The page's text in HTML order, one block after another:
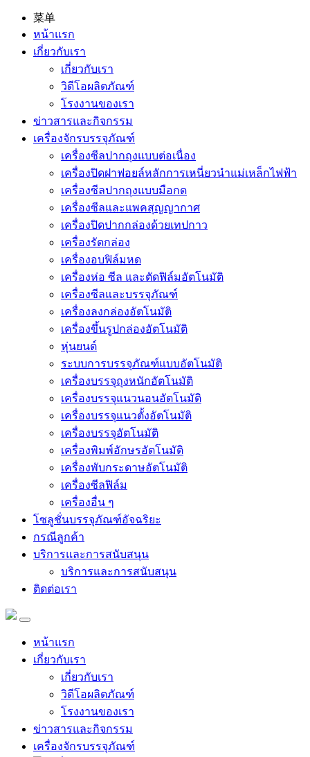
菜单
หน้าแรก
เกี่ยวกับเรา
เกี่ยวกับเรา
วิดีโอผลิตภัณฑ์
โรงงานของเรา
ข่าวสารและกิจกรรม
เครื่องจักรบรรจุภัณฑ์
เครื่องซีลปากถุงแบบต่อเนื่อง
เครื่องปิดฝาฟอยล์หลักการเหนี่ยวนำแม่เหล็กไฟฟ้า
เครื่องซีลปากถุงแบบมือกด
เครื่องซีลและแพคสุญญากาศ
เครื่องปิดปากกล่องด้วยเทปกาว
เครื่องรัดกล่อง
เครื่องอบฟิล์มหด
เครื่องห่อ ซีล และตัดฟิล์มอัตโนมัติ
เครื่องซีลและบรรจุภัณฑ์
เครื่องลงกล่องอัตโนมัติ
เครื่องขึ้นรูปกล่องอัตโนมัติ
หุ่นยนต์
ระบบการบรรจุภัณฑ์แบบอัตโนมัติ
เครื่องบรรจุถุงหนักอัตโนมัติ
เครื่องบรรจุแนวนอนอัตโนมัติ
เครื่องบรรจุแนวตั้งอัตโนมัติ
เครื่องบรรจุอัตโนมัติ
เครื่องพิมพ์อักษรอัตโนมัติ
เครื่องพับกระดาษอัตโนมัติ
เครื่องซีลฟิล์ม
เครื่องอื่น ๆ
โซลูชั่นบรรจุภัณฑ์อัจฉริยะ
กรณีลูกค้า
บริการและการสนับสนุน
บริการและการสนับสนุน
ติดต่อเรา
หน้าแรก
เกี่ยวกับเรา
เกี่ยวกับเรา
วิดีโอผลิตภัณฑ์
โรงงานของเรา
ข่าวสารและกิจกรรม
เครื่องจักรบรรจุภัณฑ์